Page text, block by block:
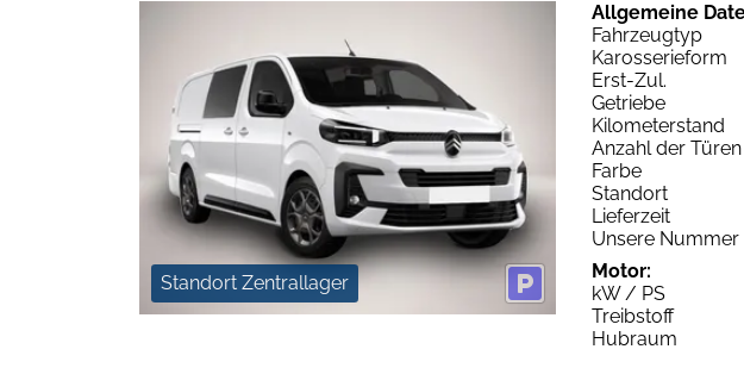
Standort Zentrallager
Allgemeine
Fahrzeugtyp
Karosserieform
Erst-Zul.
Getriebe
Kilometerstand
Anzahl der Türen
Farbe
Standort
Lieferzeit
Unsere Nummer
Motor:
kW / PS
Treibstoff
Hubraum